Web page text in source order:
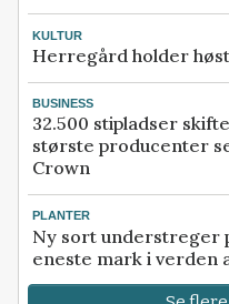
KULTUR
Herregård holder
BUSINESS
32.500 stipladser
største producenter
Crown
PLANTER
Ny sort understreger
eneste mark i verden